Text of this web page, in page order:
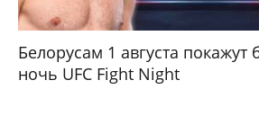
Белорусам 1 августа покажут
ночь UFC Fight Night